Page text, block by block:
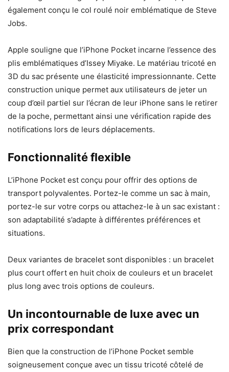
également conçu le col roulé noir emblématique de Steve
Jobs.
Apple souligne que l’iPhone Pocket incarne l’essence des
plis emblématiques d’Issey Miyake. Le matériau tricoté en
3D du sac présente une élasticité impressionnante. Cette
construction unique permet aux utilisateurs de jeter un
coup d’œil partiel sur l’écran de leur iPhone sans le retirer
de la poche, permettant ainsi une vérification rapide des
notifications lors de leurs déplacements.
Fonctionnalité flexible
L’iPhone Pocket est conçu pour offrir des options de
transport polyvalentes. Portez-le comme un sac à main,
portez-le sur votre corps ou attachez-le à un sac existant :
son adaptabilité s’adapte à différentes préférences et
situations.
Deux variantes de bracelet sont disponibles : un bracelet
plus court offert en huit choix de couleurs et un bracelet
plus long avec trois options de couleurs.
Un incontournable de luxe avec un
prix correspondant
Bien que la construction de l’iPhone Pocket semble
soigneusement conçue avec un tissu tricoté côtelé de